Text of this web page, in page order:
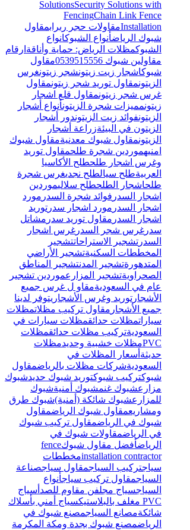
SolutionsSecurity Solutions with
FencingChain Link Fence
Installationمقاولات حجر ربرابمقاول
شبوك الرياضأنواع الشبوكانواع
الشبوكمظلات الرياض: حماية وأناقة ارقام
مقاولين شبوك 0539515556
مقاول
شبوكاشجار زيت زيتونشجر زيتونغرس
الزيتونمقاول توريد شجر زيتونمقاول
غرس شجر زيتونمقاول قلع اشجار
زيتونمميزات شجرة الزيتونأنواع أشجار
الزيتونفوائد زيت الزيتوندور أشجار
الزيتون في البيئةزراعة أشجار
الزيتونمقاول شبوك معدنيةمقاول شبوك
امنيهموردين شجرة طلحمقاول توريد
وغرس اشجار طلحطلح الأكاسيا
العربيةطلح سيالطلح نجديغرس شجرة
طلحاشجار الطلحطلح سلاليموردين
اشجار السدر فوائد شجرة السدر مورد
اشجار السدر مورد اشجار سدر توريد
اشجار السدر مقاول توريد سدر مشاتل
سدر غرس شجر السدر غرس اشجار
السدر تشجير الاستراحاتتشجير
المخططات السكنيةتشجير الأراضي
المتدهورةتشجير المدنتشجير المناطق
الصحراويةتشجير المزارعموردين تشجير
عام في السعوديةمقاو ل غرس جميع
الأشجار توريد وغرس الأشجار يتوفر لدينا
جميع الأشجار مقاول تركيب مظلاتمظلات
سياراتمظلات حدائقمظلات سيارات في
السعوديةتركيب مظلات حدائقمظلات
PVCمظلات خشبية وحديدمظلات
حديثة أسعار المظلات في
السعوديةشركات مظلات بالرياضمقاول
شبوكتركيب شبوكتوريد شبوك حديدشبوك
مزارعشبوك غنمشبوك أمنيةشبوك
للمزارعشبوك شائكة (أمنية)شبوك طرق
ومشاريعمقاول شبوك الرياضمقاول
شبوك في الرياضمقاول تركيب شبوك
في الرياضمقاولات شبوك في
الرياضأفضل مقاول شبوكfence
installation contractorمخططات
سياجتركيب السياجمقاول سياجصناعة
السياجمقاول تركيب سياجأنواع
السياجسياج مجلفن مقاوم للصدأ سياج
PVC مغلف بالبلاستيك
سياج أمني بأسلاك
شائكةمصانع السياجمصنع شبوك في
الرياضمصنع شبوك بجدة ومكة المكرمة